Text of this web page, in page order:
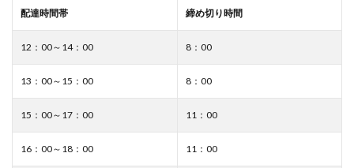
から
利用
の流
れ！
10
エー
ネッ
トス
配達時間帯 締め切り時間
12：00～14：00 8：00
13：00～15：00 8：00
15：00～17：00 11：00
16：00～18：00 11：00